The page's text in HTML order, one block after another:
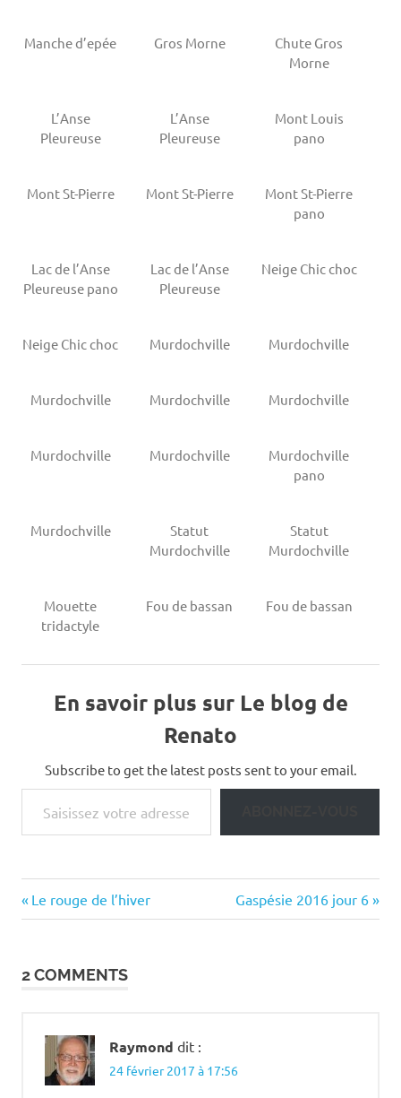
Manche d’epée Gros Morne
Chute Gros
Morne
L’Anse
Pleureuse
L’Anse
Pleureuse
Mont Louis
pano
Mont St-Pierre Mont St-Pierre
Mont St-Pierre
pano
Lac de l’Anse
Pleureuse pano
Lac de l’Anse
Pleureuse
Neige Chic choc
Neige Chic choc Murdochville Murdochville
Murdochville Murdochville Murdochville
Murdochville Murdochville
Murdochville
pano
Murdochville
Statut
Murdochville
Statut
Murdochville
Mouette
tridactyle
Fou de bassan Fou de bassan
En savoir plus sur Le blog de
Renato
Subscribe to get the latest posts sent to your email.
Saisissez votre adresse e-mail…
Navigation
l’article
Previous
Post:
Le rouge de l’hiver
Next
Post:
Gaspésie 2016 jour 6
2 COMMENTS
Raymond dit :
24 février 2017 à 17:56